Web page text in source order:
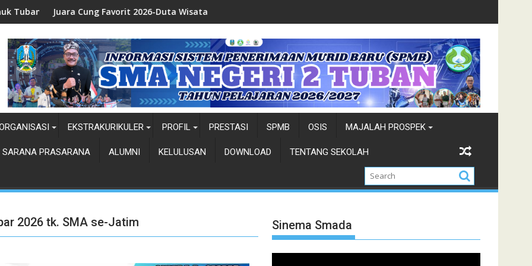
Favorit 2026-Duta Wisata Kab. Tuban Juara 1 Duta Wisata-Ndhuk Kab. Tuban 2026
EKSTRAKURIKULER PROFIL PRESTASI SPMB OSIS MAJALAH PROSPEK
SARANA PRASARANA ALUMNI KELULUSAN DOWNLOAD TENTANG SEKOLAH
2026 tk. SMA se-Jatim Sinema Smada